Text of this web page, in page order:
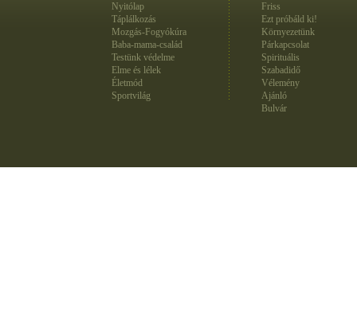
Nyitólap
Táplálkozás
Mozgás-Fogyókúra
Baba-mama-család
Testünk védelme
Elme és lélek
Életmód
Sportvilág
Friss
Ezt próbáld ki!
Környezetünk
Párkapcsolat
Spirituális
Szabadidő
Vélemény
Ajánló
Bulvár